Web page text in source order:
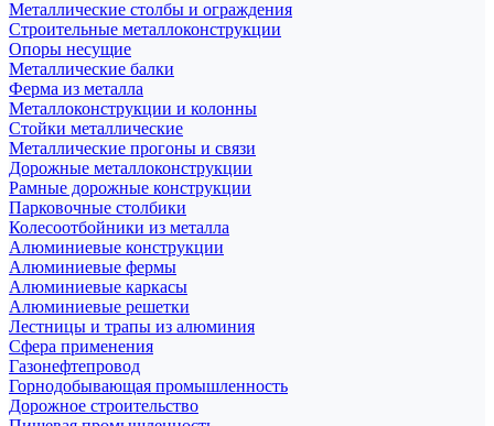
Металлические столбы и ограждения
Строительные металлоконструкции
Опоры несущие
Металлические балки
Ферма из металла
Металлоконструкции и колонны
Стойки металлические
Металлические прогоны и связи
Дорожные металлоконструкции
Рамные дорожные конструкции
Парковочные столбики
Колесоотбойники из металла
Алюминиевые конструкции
Алюминиевые фермы
Алюминиевые каркасы
Алюминиевые решетки
Лестницы и трапы из алюминия
Сфера применения
Газонефтепровод
Горнодобывающая промышленность
Дорожное строительство